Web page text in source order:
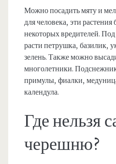
Можно посадить мяту и
для человека, эти растения
некоторых вредителей.
расти петрушка, базилик,
зелень. Также можно
многолетники.
примулы, фиалки,
календула.
Где нельзя
черешню?